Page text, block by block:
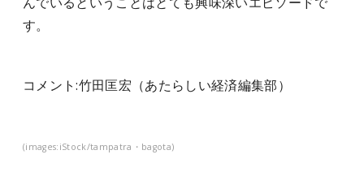
す。
コメント:竹田匡宏（あたらしい経済編集部）
(images:iStock/tampatra・bagota)